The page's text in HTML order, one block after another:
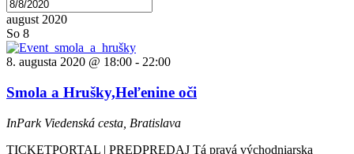
august 2020
So 8
8. augusta 2020 @ 18:00 - 22:00
Smola a Hrušky,Heľenine oči
InPark Viedenská cesta, Bratislava
TICKETPORTAL | PREDPREDAJ Tá pravá východniarska